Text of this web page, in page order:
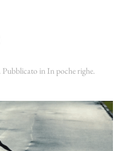
. Pubblicato in In poche righe